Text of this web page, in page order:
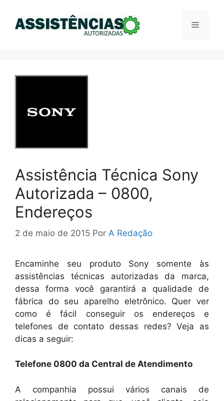
Menu
Assistência Técnica Sony
Autorizada – 0800,
Endereços
2 de maio de 2015 Por A Redação
Encaminhe seu produto Sony somente às
assistências técnicas autorizadas da marca,
dessa forma você garantirá a qualidade de
fábrica do seu aparelho eletrônico. Quer ver
como é fácil conseguir os endereços e
telefones de contato dessas redes? Veja as
dicas a seguir:
Telefone 0800 da Central de Atendimento
A companhia possui vários canais de